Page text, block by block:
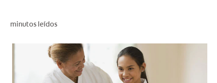
PARA PROFESIONALES
DÓNDE COMPRAR
minutos leídos